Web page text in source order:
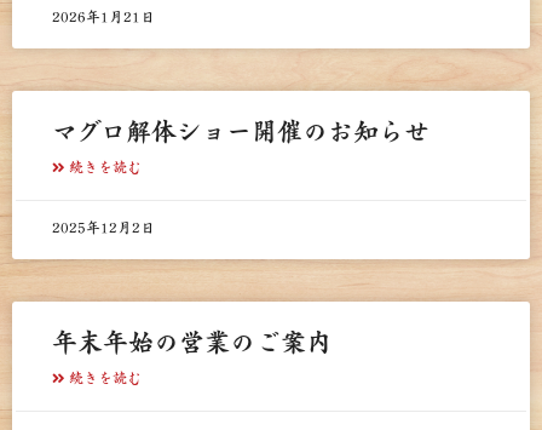
2026年1月21日
マグロ解体ショー開催のお知らせ
続きを読む
2025年12月2日
年末年始の営業のご案内
続きを読む